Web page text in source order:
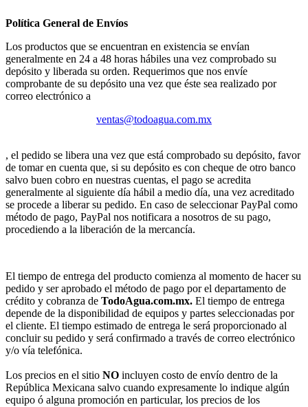
Política General de Envíos
Los productos que se encuentran en existencia se envían
generalmente en 24 a 48 horas hábiles una vez comprobado su
depósito y liberada su orden. Requerimos que nos envíe
comprobante de su depósito una vez que éste sea realizado por
correo electrónico a
ventas@todoagua.com.mx
, el pedido se libera una vez que está comprobado su depósito, favor
de tomar en cuenta que, si su depósito es con cheque de otro banco
salvo buen cobro en nuestras cuentas, el pago se acredita
generalmente al siguiente día hábil a medio día, una vez acreditado
se procede a liberar su pedido. En caso de seleccionar PayPal como
método de pago, PayPal nos notificara a nosotros de su pago,
procediendo a la liberación de la mercancía.
El tiempo de entrega del producto comienza al momento de hacer su
pedido y ser aprobado el método de pago por el departamento de
crédito y cobranza de TodoAgua.com.mx. El tiempo de entrega
depende de la disponibilidad de equipos y partes seleccionadas por
el cliente. El tiempo estimado de entrega le será proporcionado al
concluir su pedido y será confirmado a través de correo electrónico
y/o vía telefónica.
Los precios en el sitio NO incluyen costo de envío dentro de la
República Mexicana salvo cuando expresamente lo indique algún
equipo ó alguna promoción en particular, los precios de los